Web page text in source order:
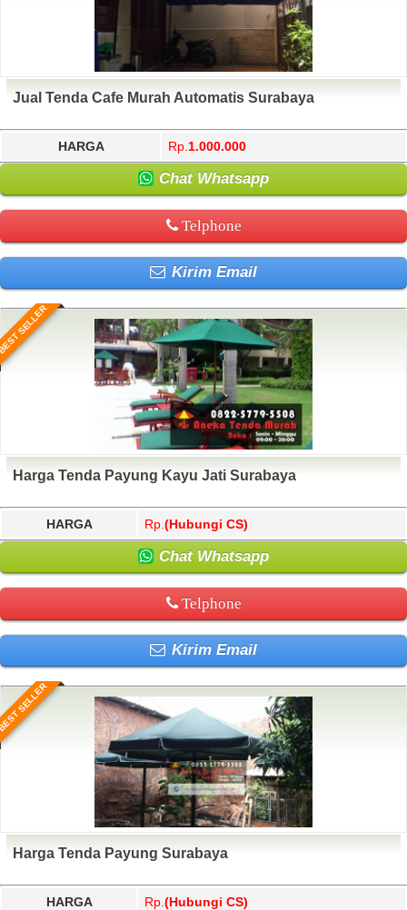
Jual Tenda Cafe Murah Automatis Surabaya
HARGA Rp. 1.000.000
Chat Whatsapp
Telphone
Kirim Email
SELLER
Harga Tenda Payung Kayu Jati Surabaya
HARGA Rp. (Hubungi CS)
Chat Whatsapp
Telphone
Kirim Email
SELLER
Harga Tenda Payung Surabaya
HARGA Rp. (Hubungi CS)